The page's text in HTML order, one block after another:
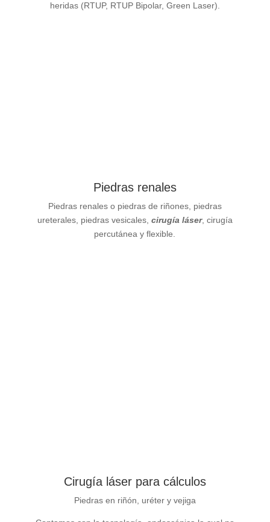
heridas (RTUP, RTUP Bipolar, Green Laser).
Piedras renales
Piedras renales o piedras de riñones, piedras
ureterales, piedras vesicales, cirugía láser, cirugía
percutánea y flexible.
Cirugía láser para cálculos
Piedras en riñón, uréter y vejiga